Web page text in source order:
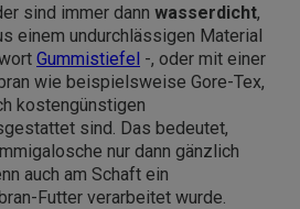
sind immer dann wasserdicht,
einem undurchlässigen Material
Gummistiefel -, oder mit einer
wie beispielsweise Gore-Tex,
kostengünstigen
sind. Das bedeutet,
nur dann gänzlich
auch am Schaft ein
Futter verarbeitet wurde.